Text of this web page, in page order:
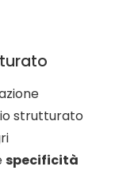
strutturato
specificità